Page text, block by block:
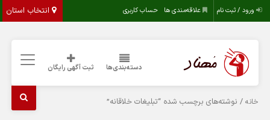
انتخاب استان ورود / ثبت نام علاقه‌مندی ها حساب کاربری
دسته‌بندی‌ها ثبت آگهی رایگان
خانه / نوشته‌های برچسب شده “تبلیغات خلاقانه”